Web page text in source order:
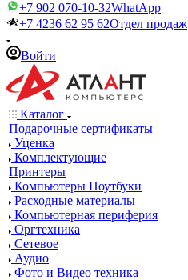
+7 902 070-10-32WhatApp
+7 4236 62 95 62Отдел продаж
Войти
Каталог
Подарочные сертификаты
Уценка
Комплектующие
Принтеры
Компьютеры Ноутбуки
Расходные материалы
Компьютерная периферия
Оргтехника
Сетевое
Аудио
Фото и Видео техника